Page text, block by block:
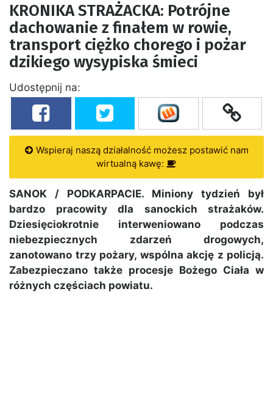
KRONIKA STRAŻACKA: Potrójne
dachowanie z finałem w rowie,
transport ciężko chorego i pożar
dzikiego wysypiska śmieci
Udostępnij na:
Wspieraj naszą działalność możesz postawić nam
wirtualną kawę:
SANOK / PODKARPACIE. Miniony tydzień był
bardzo pracowity dla sanockich strażaków.
Dziesięciokrotnie interweniowano podczas
niebezpiecznych zdarzeń drogowych,
zanotowano trzy pożary, wspólna akcję z policją.
Zabezpieczano także procesje Bożego Ciała w
różnych częściach powiatu.